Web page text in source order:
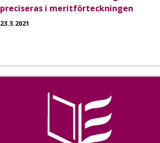
preciseras i meritförteckningen
23.3.2021